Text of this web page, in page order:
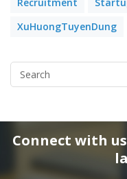
XuHuongTuyenDung
Connect with